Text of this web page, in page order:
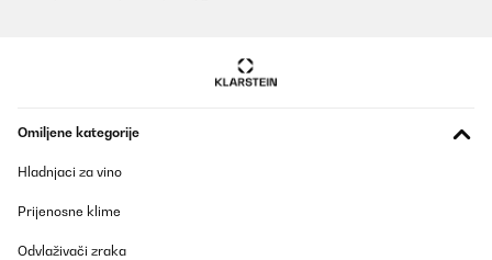
Amazon-Benutzer
Prevedi
Omiljene kategorije
Hladnjaci za vino
Prijenosne klime
Odvlaživači zraka